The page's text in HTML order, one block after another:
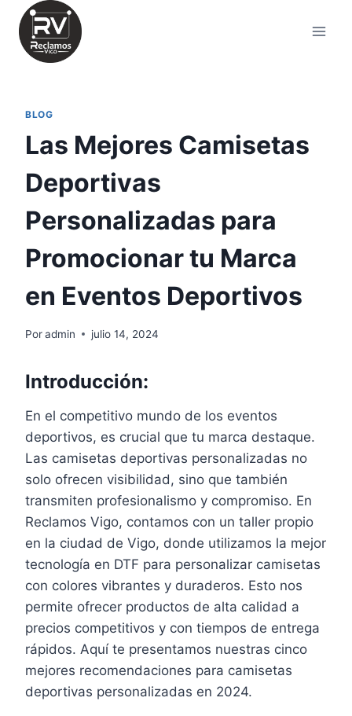
Saltar
contenido
BLOG
Las Mejores Camisetas
Deportivas
Personalizadas para
Promocionar tu Marca
en Eventos Deportivos
Poradmin julio 14, 2024
Introducción:
En el competitivo mundo de los eventos
deportivos, es crucial que tu marca destaque.
Las camisetas deportivas personalizadas no
solo ofrecen visibilidad, sino que también
transmiten profesionalismo y compromiso. En
Reclamos Vigo, contamos con un taller propio
en la ciudad de Vigo, donde utilizamos la mejor
tecnología en DTF para personalizar camisetas
con colores vibrantes y duraderos. Esto nos
permite ofrecer productos de alta calidad a
precios competitivos y con tiempos de entrega
rápidos. Aquí te presentamos nuestras cinco
mejores recomendaciones para camisetas
deportivas personalizadas en 2024.